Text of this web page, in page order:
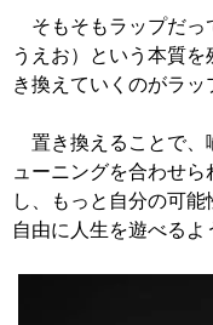
そもそもラップだっ
うえお）という本質
き換えていくのがラッ
置き換えることで、
ューニングを合わせ
し、もっと自分の可
自由に人生を遊べるよ